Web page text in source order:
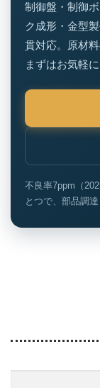
制御盤・制御
ク成形・金型
貫対応。原材
まずはお気軽
不良率7ppm（
とつで、部品調